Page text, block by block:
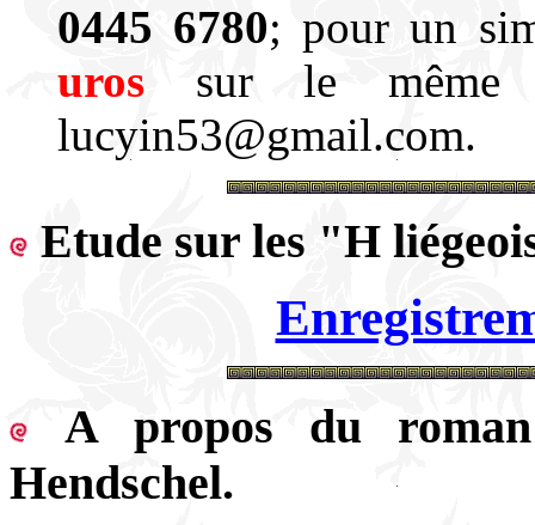
0445 6780; pour un
uros sur le même
lucyin53@gmail.com.
Etude sur les "H
A propos du
Hendschel.